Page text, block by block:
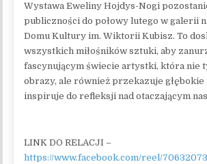
Wystawa Eweliny Hojdys-Nogi
publiczności do połowy lutego w galerii
Domu Kultury im. Wiktorii Kubisz. To
wszystkich miłośników sztuki, aby
fascynującym świecie artystki, która nie
obrazy, ale również przekazuje głębokie
inspiruje do refleksji nad otaczającym
LINK DO RELACJI –
https://www.facebook.com/reel/